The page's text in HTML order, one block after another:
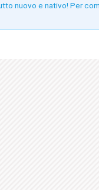
nuovo e nativo! Per